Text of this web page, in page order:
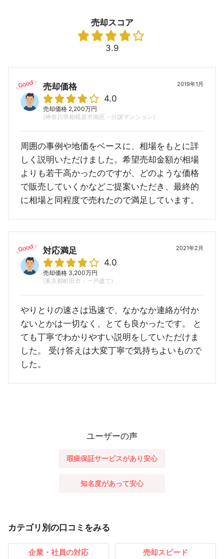
売却スコア
3.9
2019年1月
売却価格
4.0
売却価格 2,200万円
(神奈川県相模原市南区・分譲マンション)
周囲の事例や地価をベースに、相場をもとに詳
しく説明いただけました。希望売却金額が相場
よりも若干高かったのですが、どのような価格
で販売していくかなどご提案いただき、最終的
に相場と同程度で売れたので満足しています。
2021年2月
対応満足
4.0
売却価格 3,200万円
(東京都町田市・一戸建て)
やりとりの速さは迅速で、なかなか連絡が付か
ないとかは一切なく、とても良かったです。 と
ても丁寧でわかりやすい説明をしていただけま
した。 受け答えは大変丁寧で気持ちよいもので
した。
ユーザーの声
瑕疵保証サービスがあり安心
知名度があって安心
カテゴリ別の口コミをみる
企業・社員の対応 売却スピード